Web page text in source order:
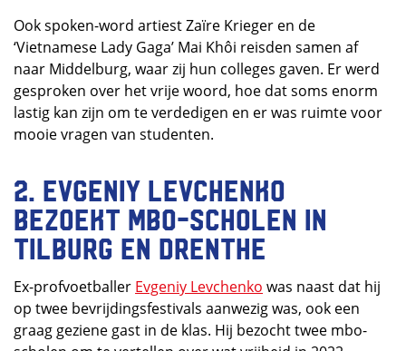
Ook spoken-word artiest Zaïre Krieger en de
‘Vietnamese Lady Gaga’ Mai Khôi reisden samen af
naar Middelburg, waar zij hun colleges gaven. Er werd
gesproken over het vrije woord, hoe dat soms enorm
lastig kan zijn om te verdedigen en er was ruimte voor
mooie vragen van studenten.
2. Evgeniy Levchenko
bezoekt mbo-scholen in
Tilburg en Drenthe
Ex-profvoetballer Evgeniy Levchenko was naast dat hij
op twee bevrijdingsfestivals aanwezig was, ook een
graag geziene gast in de klas. Hij bezocht twee mbo-